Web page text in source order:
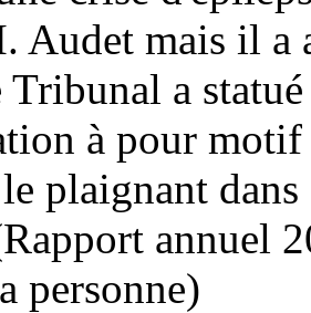
Audet mais il a
a
à pour motif
plaignant
annuel
personne)